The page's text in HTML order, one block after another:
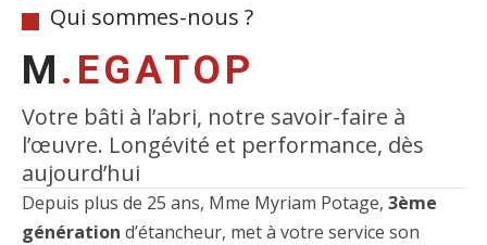
Qui sommes-nous ?
M.EGATOP
Votre bâti à l’abri, notre savoir-faire à
l’œuvre. Longévité et performance, dès
aujourd’hui
Depuis plus de 25 ans, Mme Myriam Potage, 3ème
génération d’étancheur, met à votre service son